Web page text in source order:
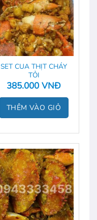
SET CUA THỊT CHÁY
TỎI
385.000 VNĐ
THÊM VÀO GIỎ